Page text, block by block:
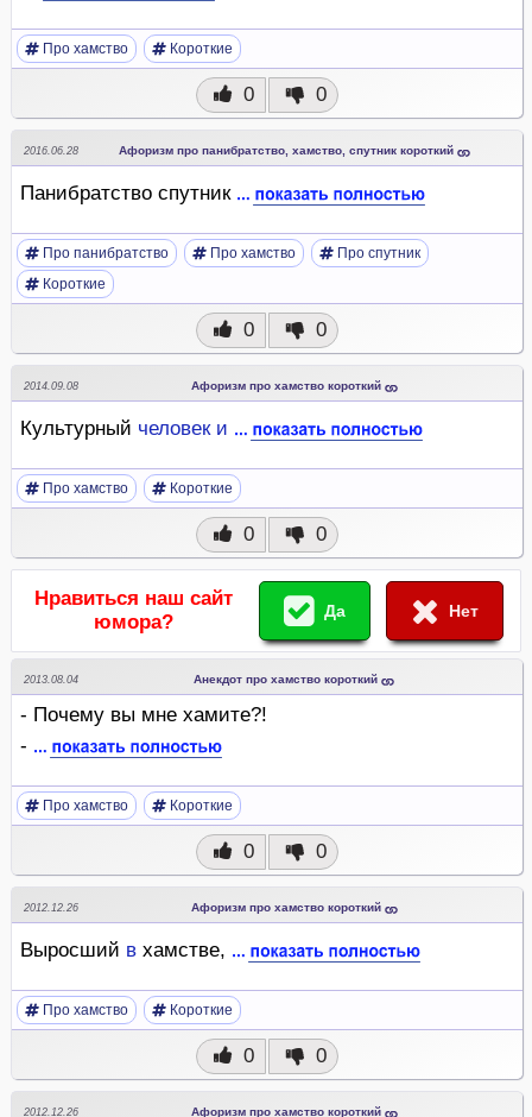
Про хамство Короткие
0 0
2016.06.28 Афоризм про панибратство, хамство, спутник короткий
Панибратство спутник
Про панибратство Про хамство
Про спутник
Короткие
0 0
2014.09.08 Афоризм про хамство короткий
Культурный человек и
Про хамство Короткие
0 0
Нравиться наш сайт
юмора?
Да Нет
2013.08.04 Анекдот про хамство короткий
- Почему вы мне хамите?!
-
Про хамство Короткие
0 0
2012.12.26 Афоризм про хамство короткий
Выросший в хамстве,
Про хамство Короткие
0 0
2012.12.26 Афоризм про хамство короткий